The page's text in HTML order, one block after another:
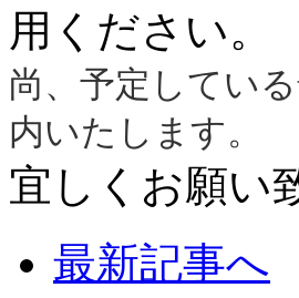
用ください。
尚、予定してい
内いたします。
宜しくお願い
最新記事へ